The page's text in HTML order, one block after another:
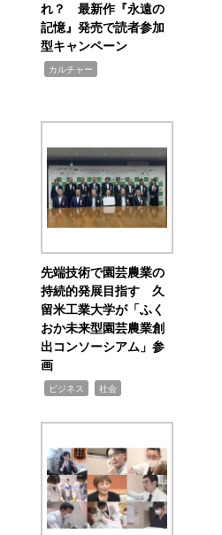
れ？ 最新作『永遠の
記憶』発売で読者参加
型キャンペーン
カルチャー
先端技術で園芸農業の
持続的発展目指す 久
留米工業大学が「ふく
おか未来型園芸農業創
出コンソーシアム」参
画
ビジネス 社会